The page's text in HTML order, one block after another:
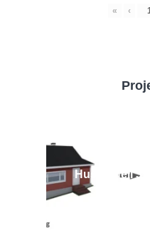
« ‹
Husmodell